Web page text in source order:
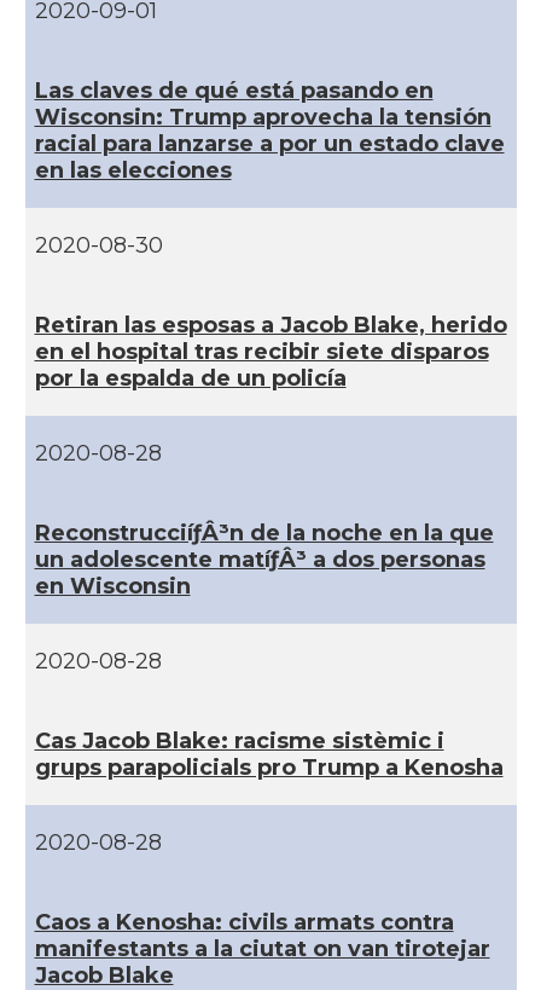
CAMON Catalans a NEW MEXICO
CAMON Catalans a New Orleans
CAMON
CAMON Catalans a OKLAHOMA
CAMON Catalans a ORLANDO
CAMON
CAMON Catalans a PHOENIX
CAMON Catalans a RENO
CAMON
2020-09-01
Las claves de qué está pasando en
Wisconsin: Trump aprovecha la tensión
racial para lanzarse a por un estado clave
en las elecciones
2020-08-30
Retiran las esposas a Jacob Blake, herido
en el hospital tras recibir siete disparos
por la espalda de un policí­a
2020-08-28
ReconstrucciíƒÂ³n de la noche en la que
un adolescente matíƒÂ³ a dos personas
en Wisconsin
2020-08-28
Cas Jacob Blake: racisme sistèmic i
grups parapolicials pro Trump a Kenosha
2020-08-28
Caos a Kenosha: civils armats contra
manifestants a la ciutat on van tirotejar
Jacob Blake